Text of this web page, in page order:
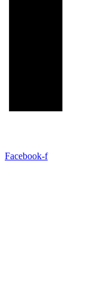
Facebook-f